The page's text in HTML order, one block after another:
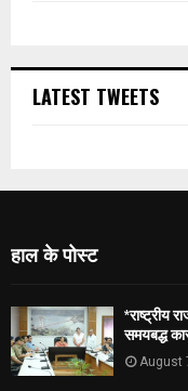
LATEST TWEETS
हाल के पोस्ट
*राष्ट्रीय
समयबद्ध
August